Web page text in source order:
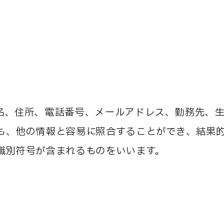
住所、電話番号、メールアドレス、勤務先、
他の情報と容易に照合することができ、結果
符号が含まれるものをいいます。